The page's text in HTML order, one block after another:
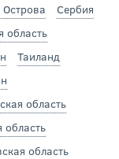
Сербия
область
Таиланд
область
область
область